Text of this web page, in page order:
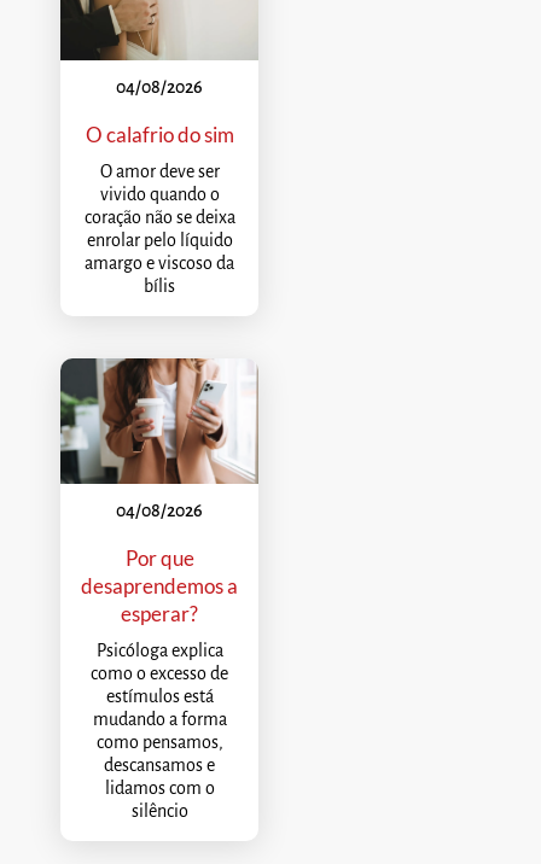
04/08/2026
O calafrio do sim
O amor deve ser
vivido quando o
coração não se deixa
enrolar pelo líquido
amargo e viscoso da
bílis
04/08/2026
Por que
desaprendemos a
esperar?
Psicóloga explica
como o excesso de
estímulos está
mudando a forma
como pensamos,
descansamos e
lidamos com o
silêncio